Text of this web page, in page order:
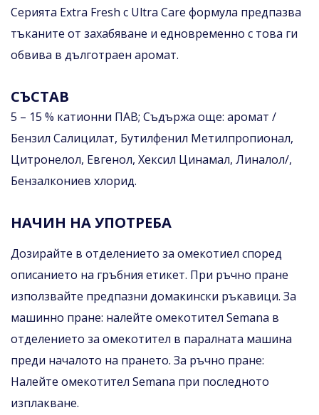
Серията Extra Fresh с Ultra Care формула предпазва
тъканите от захабяване и едновременно с това ги
обвива в дълготраен аромат.
СЪСТАВ
5 – 15 % катионни ПАВ; Съдържа още: аромат /
Бензил Салицилат, Бутилфенил Метилпропионал,
Цитронелол, Евгенол, Хексил Цинамал, Линалол/,
Бензалкониев хлорид.
НАЧИН НА УПОТРЕБА
Дозирайте в отделението за омекотиел според
описанието на гръбния етикет. При ръчно пране
използвайте предпазни домакински ръкавици. За
машинно пране: налейте омекотител Semana в
отделението за омекотител в паралната машина
преди началото на прането. За ръчно пране:
Налейте омекотител Semana при последното
изплакване.